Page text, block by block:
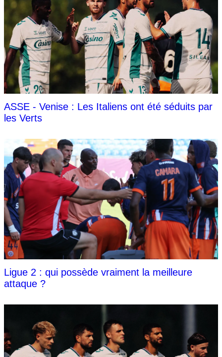
ASSE - Venise : Les Italiens ont été séduits par
les Verts
Ligue 2 : qui possède vraiment la meilleure
attaque ?